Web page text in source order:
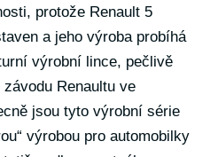
protože Renault 5
a jeho výroba probíhá
výrobní lince, pečlivě
Renaultu ve
jsou tyto výrobní série
výrobou pro automobilky